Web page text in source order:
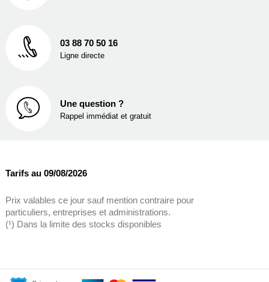
03 88 70 50 16
Ligne directe
Une question ?
Rappel immédiat et gratuit
Tarifs au 09/08/2026
Prix valables ce jour sauf mention contraire pour
particuliers, entreprises et administrations.
(¹) Dans la limite des stocks disponibles